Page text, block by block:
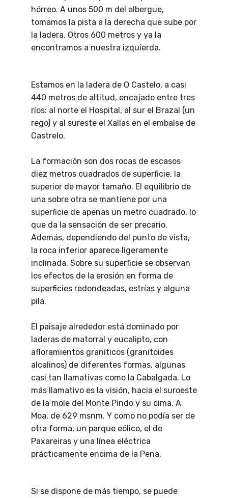
hórreo. A unos 500 m del albergue,
tomamos la pista a la derecha que sube por
la ladera. Otros 600 metros y ya la
encontramos a nuestra izquierda.
Estamos en la ladera de O Castelo, a casi
440 metros de altitud, encajado entre tres
ríos: al norte el Hospital, al sur el Brazal (un
rego) y al sureste el Xallas en el embalse de
Castrelo.
La formación son dos rocas de escasos
diez metros cuadrados de superficie, la
superior de mayor tamaño. El equilibrio de
una sobre otra se mantiene por una
superficie de apenas un metro cuadrado, lo
que da la sensación de ser precario.
Además, dependiendo del punto de vista,
la roca inferior aparece ligeramente
inclinada. Sobre su superficie se observan
los efectos de la erosión en forma de
superficies redondeadas, estrías y alguna
pila.
El paisaje alrededor está dominado por
laderas de matorral y eucalipto, con
afloramientos graníticos (granitoides
alcalinos) de diferentes formas, algunas
casi tan llamativas como la Cabalgada. Lo
más llamativo es la visión, hacia el suroeste
de la mole del Monte Pindo y su cima, A
Moa, de 629 msnm. Y como no podía ser de
otra forma, un parque eólico, el de
Paxareiras y una línea eléctrica
prácticamente encima de la Pena.
Si se dispone de más tiempo, se puede